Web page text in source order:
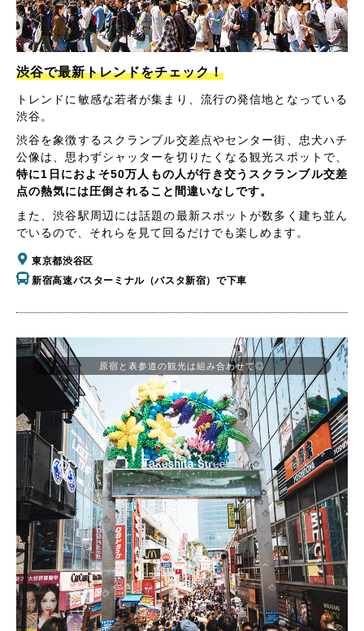
渋谷で最新トレンドをチェック！
トレンドに敏感な若者が集まり、流行の発信地となっている
渋谷。
渋谷を象徴するスクランブル交差点やセンター街、忠犬ハチ
公像は、思わずシャッターを切りたくなる観光スポットで、
特に1日におよそ50万人もの人が行き交うスクランブル交差
点の熱気には圧倒されること間違いなしです。
また、渋谷駅周辺には話題の最新スポットが数多く建ち並ん
でいるので、それらを見て回るだけでも楽しめます。
東京都渋谷区
新宿高速バスターミナル（バスタ新宿）で下車
原宿と表参道の観光は組み合わせて◎